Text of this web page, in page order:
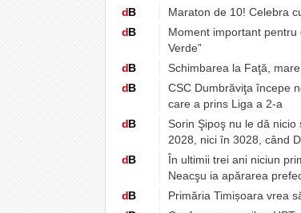
dB
Maraton de 10! Celebra
dB
Moment important
Verde”
dB
Schimbarea la Faţă,
dB
CSC Dumbrăviţa începe
care a prins Liga a 2-a
dB
Sorin Şipoş nu le dă
2028, nici în 3028, când
dB
În ultimii trei ani niciun
Neacşu ia apărarea
dB
Primăria Timișoara vrea